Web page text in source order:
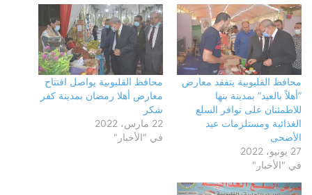
محافظ القليوبية يتفقد معارض
”أهلاً بالعيد” بمدينة بنها
للاطمئنان على توافر السلع
الغذائية ومستلزمات عيد
الأضحى
27 يونيو، 2022
في "الأخبار"
محافظ القليوبية يواصل افتتاح
معارض أهلا رمضان بمدينة كفر
شكر
22 مارس، 2022
في "الأخبار"